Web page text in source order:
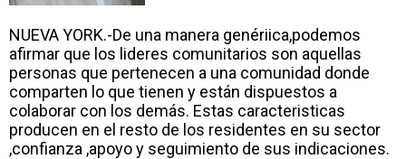
NUEVA YORK.-De una manera genériica,podemos
afirmar que los lideres comunitarios son aquellas
personas que pertenecen a una comunidad donde
comparten lo que tienen y están dispuestos a
colaborar con los demás. Estas caracteristicas
producen en el resto de los residentes en su sector
,confianza ,apoyo y seguimiento de sus indicaciones.